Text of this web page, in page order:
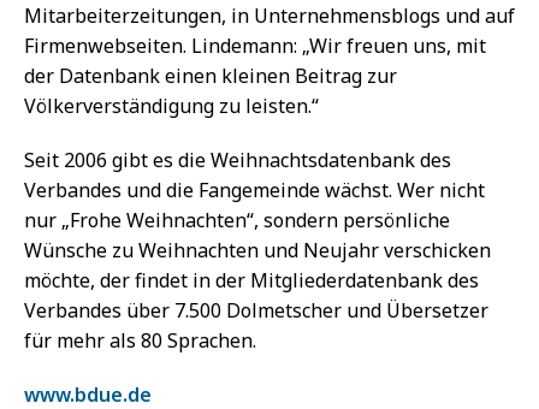
Mitarbeiterzeitungen, in Unternehmensblogs und auf
Firmenwebseiten. Lindemann: „Wir freuen uns, mit
der Datenbank einen kleinen Beitrag zur
Völkerverständigung zu leisten.“
Seit 2006 gibt es die Weihnachtsdatenbank des
Verbandes und die Fangemeinde wächst. Wer nicht
nur „Frohe Weihnachten“, sondern persönliche
Wünsche zu Weihnachten und Neujahr verschicken
möchte, der findet in der Mitgliederdatenbank des
Verbandes über 7.500 Dolmetscher und Übersetzer
für mehr als 80 Sprachen.
www.bdue.de